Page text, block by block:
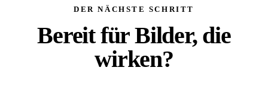
DER NÄCHSTE SCHRITT
Bereit für Bilder, die
wirken?